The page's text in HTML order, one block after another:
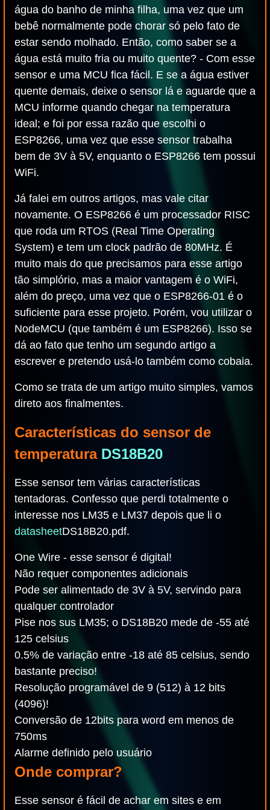
água do banho de minha filha, uma vez que um
bebê normalmente pode chorar só pelo fato de
estar sendo molhado. Então, como saber se a
água está muito fria ou muito quente? - Com esse
sensor e uma MCU fica fácil. E se a água estiver
quente demais, deixe o sensor lá e aguarde que a
MCU informe quando chegar na temperatura
ideal; e foi por essa razão que escolhi o
ESP8266, uma vez que esse sensor trabalha
bem de 3V à 5V, enquanto o ESP8266 tem possui
WiFi.
Já falei em outros artigos, mas vale citar
novamente. O ESP8266 é um processador RISC
que roda um RTOS (Real Time Operating
System) e tem um clock padrão de 80MHz. É
muito mais do que precisamos para esse artigo
tão simplório, mas a maior vantagem é o WiFi,
além do preço, uma vez que o ESP8266-01 é o
suficiente para esse projeto. Porém, vou utilizar o
NodeMCU (que também é um ESP8266). Isso se
dá ao fato que tenho um segundo artigo a
escrever e pretendo usá-lo também como cobaia.
Como se trata de um artigo muito simples, vamos
direto aos finalmentes.
Características do sensor de
temperatura DS18B20
Esse sensor tem várias características
tentadoras. Confesso que perdi totalmente o
interesse nos LM35 e LM37 depois que li o
datasheetDS18B20.pdf.
One Wire - esse sensor é digital!
Não requer componentes adicionais
Pode ser alimentado de 3V à 5V, servindo para
qualquer controlador
Pise nos sus LM35; o DS18B20 mede de -55 até
125 celsius
0.5% de variação entre -18 até 85 celsius, sendo
bastante preciso!
Resolução programável de 9 (512) à 12 bits
(4096)!
Conversão de 12bits para word em menos de
750ms
Alarme definido pelo usuário
Onde comprar?
Esse sensor é fácil de achar em sites e em